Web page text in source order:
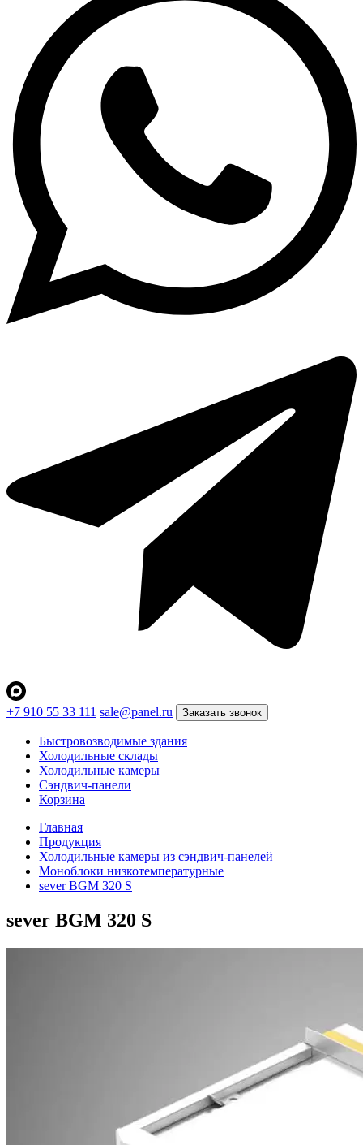
+7 910 55 33 111 sale@panel.ru Заказать звонок
Быстровозводимые здания
Холодильные склады
Холодильные камеры
Сэндвич-панели
Корзина
Главная
Продукция
Холодильные камеры из сэндвич-панелей
Моноблоки низкотемпературные
sever BGM 320 S
sever BGM 320 S